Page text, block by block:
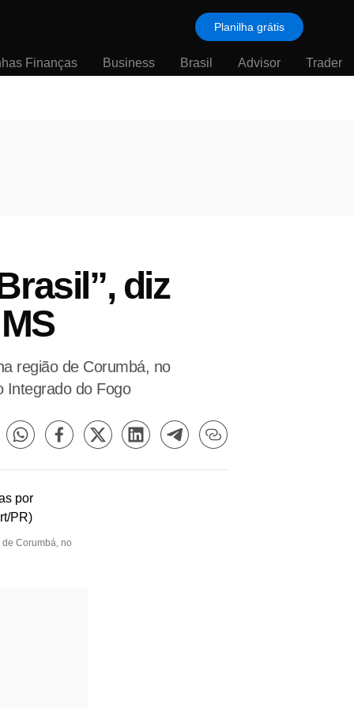
Planilha grátis
Finanças Business Brasil Advisor Trader
diz
região de Corumbá, no
Integrado do Fogo
Corumbá, no